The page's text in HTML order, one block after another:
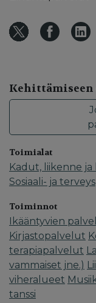
Toimialat
Kadut, liikenne ja
Sosiaali- ja
Toiminnot
Ikääntyvien
Kirjastopalvelut
terapiapalvelut
vammaiset jne.)
viheralueet
tanssi